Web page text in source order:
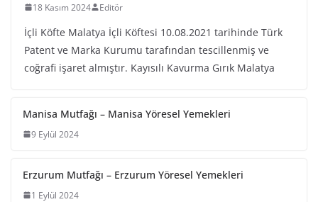
18 Kasım 2024 Editör
İçli Köfte Malatya İçli Köftesi 10.08.2021 tarihinde Türk
Patent ve Marka Kurumu tarafından tescillenmiş ve
coğrafi işaret almıştır. Kayısılı Kavurma Gırık Malatya
Manisa Mutfağı – Manisa Yöresel Yemekleri
9 Eylül 2024
Erzurum Mutfağı – Erzurum Yöresel Yemekleri
1 Eylül 2024